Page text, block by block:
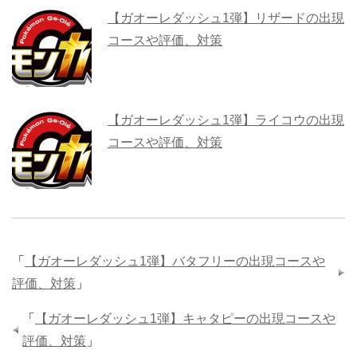
【ガオーレダッシュ1弾】リザードの出現
コースや評価、対策
【ガオーレダッシュ1弾】ライコウの出現
コースや評価、対策
「
【ガオーレダッシュ1弾】バタフリーの出現コースや
評価、対策 」
「
【ガオーレダッシュ1弾】キャタピーの出現コースや
評価、対策 」